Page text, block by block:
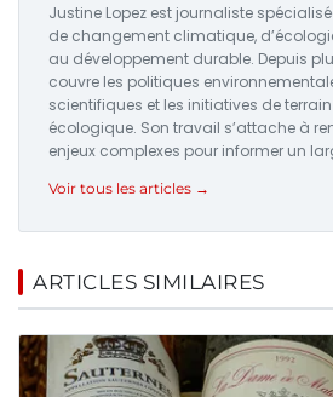
Justine Lopez est journaliste
de changement climatique,
au développement durable. Depuis
couvre les politiques
scientifiques et les initiatives de
écologique. Son travail s’attache à
enjeux complexes pour informer un
Voir tous les articles →
ARTICLES SIMILAIRES